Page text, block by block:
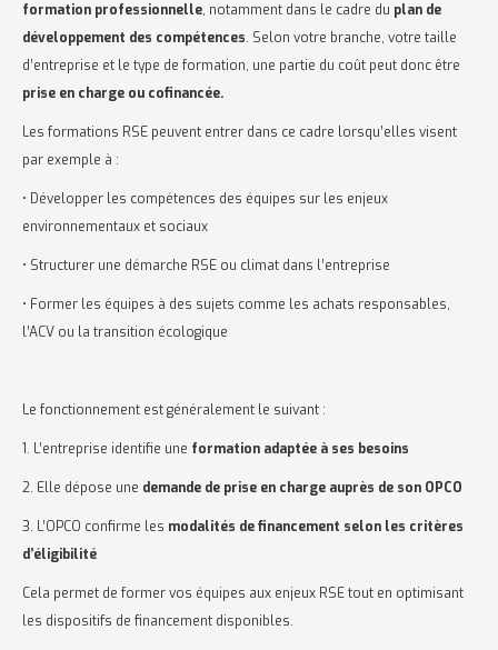
formation professionnelle, notamment dans le cadre du plan de
développement des compétences. Selon votre branche, votre taille
d’entreprise et le type de formation, une partie du coût peut donc être
prise en charge ou cofinancée.
Les formations RSE peuvent entrer dans ce cadre lorsqu’elles visent
par exemple à :
• Développer les compétences des équipes sur les enjeux
environnementaux et sociaux
• Structurer une démarche RSE ou climat dans l’entreprise
• Former les équipes à des sujets comme les achats responsables,
l’ACV ou la transition écologique
Le fonctionnement est généralement le suivant :
1. L’entreprise identifie une formation adaptée à ses besoins
2. Elle dépose une demande de prise en charge auprès de son OPCO
3. L’OPCO confirme les modalités de financement selon les critères
d’éligibilité
Cela permet de former vos équipes aux enjeux RSE tout en optimisant
les dispositifs de financement disponibles.